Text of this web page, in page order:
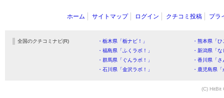
ホーム サイトマップ ログイン クチコミ投稿 プラ
全国のクチコミナビ(R) ・栃木県「栃ナビ！」
・熊本県「
・福島県「ふくラボ！」
・新潟県「
・群馬県「ぐんラボ！」
・香川県「
・石川県「金沢ラボ！」
・鹿児島県
(C) HitBit